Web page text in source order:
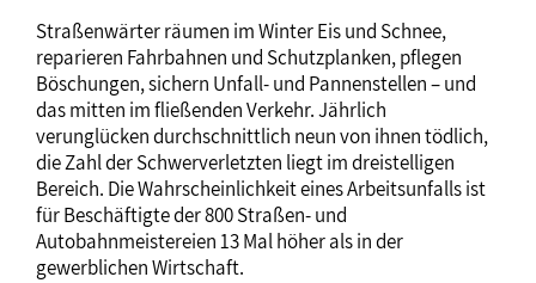
Straßenwärter räumen im Winter Eis und Schnee,
reparieren Fahrbahnen und Schutzplanken, pflegen
Böschungen, sichern Unfall- und Pannenstellen – und
das mitten im fließenden Verkehr. Jährlich
verunglücken durchschnittlich neun von ihnen tödlich,
die Zahl der Schwerverletzten liegt im dreistelligen
Bereich. Die Wahrscheinlichkeit eines Arbeitsunfalls ist
für Beschäftigte der 800 Straßen- und
Autobahnmeistereien 13 Mal höher als in der
gewerblichen Wirtschaft.